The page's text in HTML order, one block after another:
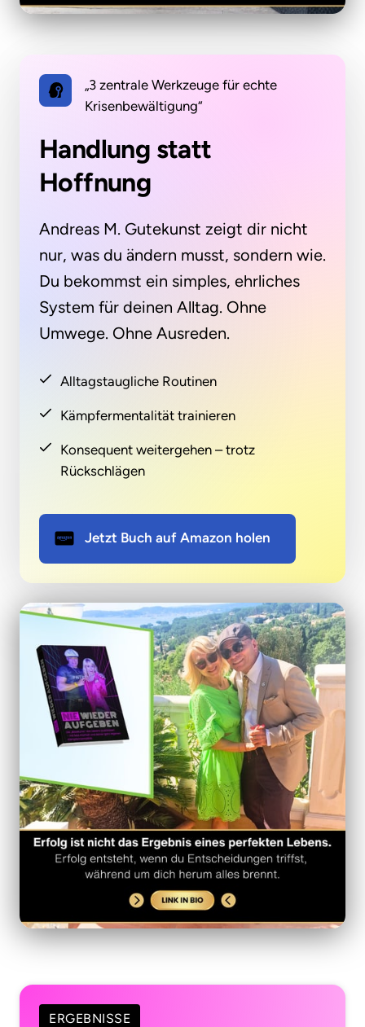
„3 zentrale Werkzeuge für echte
Krisenbewältigung“
Handlung statt
Hoffnung
Andreas M. Gutekunst zeigt dir nicht
nur, was du ändern musst, sondern wie.
Du bekommst ein simples, ehrliches
System für deinen Alltag. Ohne
Umwege. Ohne Ausreden.
Alltagstaugliche Routinen
Kämpfermentalität trainieren
Konsequent weitergehen – trotz
Rückschlägen
Jetzt Buch auf Amazon holen
ERGEBNISSE